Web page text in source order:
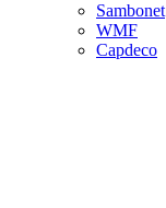
Sambonet
WMF
Capdeco